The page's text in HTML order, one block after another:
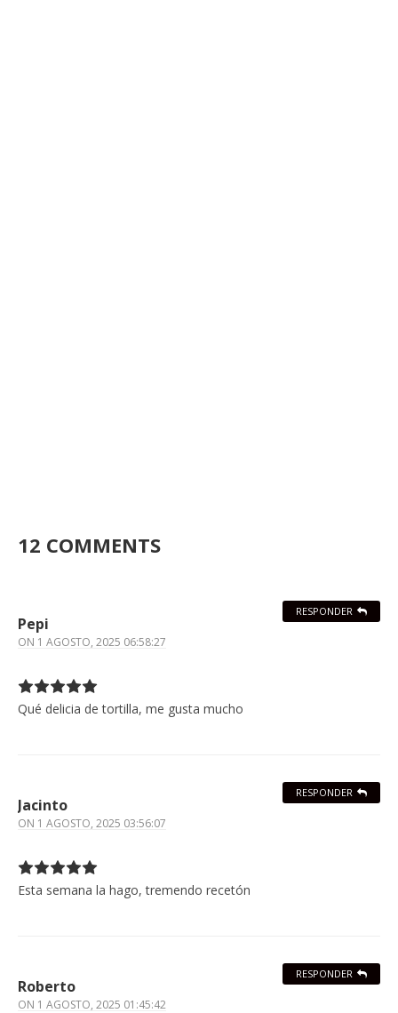
12 COMMENTS
Pepi
ON 1 AGOSTO, 2025 06:58:27
Qué delicia de tortilla, me gusta mucho
RESPONDER
Jacinto
ON 1 AGOSTO, 2025 03:56:07
Esta semana la hago, tremendo recetón
RESPONDER
Roberto
ON 1 AGOSTO, 2025 01:45:42
RESPONDER